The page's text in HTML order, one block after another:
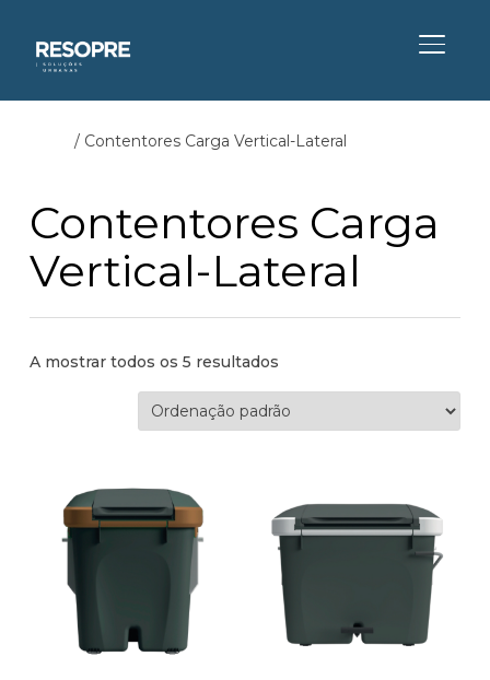
/ Contentores Carga Vertical-Lateral
Contentores Carga
Vertical-Lateral
A mostrar todos os 5 resultados